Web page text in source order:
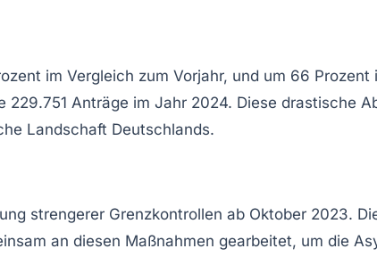
im Vergleich zum Vorjahr, und um 66
Anträge im Jahr 2024. Diese drastische
Landschaft Deutschlands.
strengerer Grenzkontrollen ab Oktober 2023.
an diesen Maßnahmen gearbeitet, um die